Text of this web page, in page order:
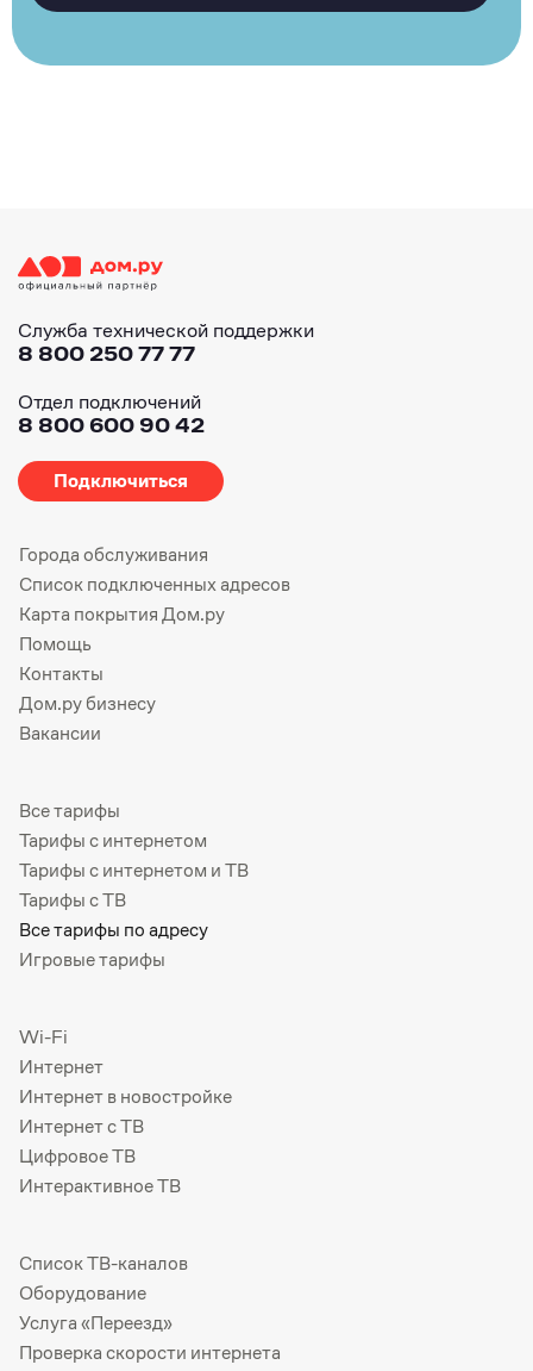
Служба технической поддержки
8 800 250 77 77
Отдел подключений
8 800 600 90 42
Подключиться
Города обслуживания
Список подключенных адресов
Карта покрытия Дом.ру
Помощь
Контакты
Дом.ру бизнесу
Вакансии
Все тарифы
Тарифы с интернетом
Тарифы с интернетом и ТВ
Тарифы с ТВ
Все тарифы по адресу
Игровые тарифы
Wi-Fi
Интернет
Интернет в новостройке
Интернет с ТВ
Цифровое ТВ
Интерактивное ТВ
Список ТВ-каналов
Оборудование
Услуга «Переезд»
Проверка скорости интернета